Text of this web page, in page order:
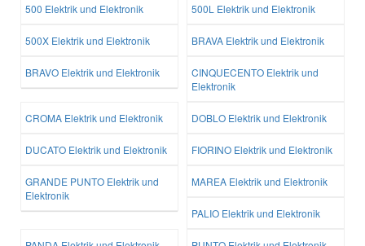
500 Elektrik und Elektronik 500L Elektrik und Elektronik
500X Elektrik und Elektronik BRAVA Elektrik und Elektronik
BRAVO Elektrik und Elektronik
CINQUECENTO Elektrik und
Elektronik
CROMA Elektrik und Elektronik DOBLO Elektrik und Elektronik
DUCATO Elektrik und Elektronik FIORINO Elektrik und Elektronik
GRANDE PUNTO Elektrik und
Elektronik
MAREA Elektrik und Elektronik
PALIO Elektrik und Elektronik